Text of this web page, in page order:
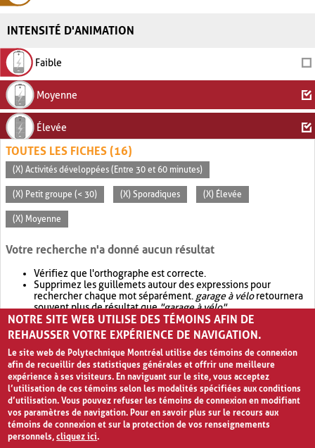
INTENSITÉ D'ANIMATION
Faible
Moyenne
Élevée
TOUTES LES FICHES (16)
(X) Activités développées (Entre 30 et 60 minutes)
(X) Petit groupe (< 30) (X) Sporadiques (X) Élevée
(X) Moyenne
Votre recherche n'a donné aucun résultat
Vérifiez que l'orthographe est correcte.
Supprimez les guillemets autour des expressions pour
rechercher chaque mot séparément. garage à véloretournera
souvent plus de résultat que"garage à vélo".
Envisagez d'élargir votre recherche avec OR.garage OR vélo
retournera souvent plus de résultat quegarage à vélo
NOTRE SITE WEB UTILISE DES TÉMOINS AFIN DE
REHAUSSER VOTRE EXPÉRIENCE DE NAVIGATION.
Le site web de Polytechnique Montréal utilise des témoins de connexion
afin de recueillir des statistiques générales et offrir une meilleure
expérience à ses visiteurs. En naviguant sur le site, vous acceptez
l’utilisation de ces témoins selon les modalités spécifiées aux conditions
d’utilisation. Vous pouvez refuser les témoins de connexion en modifiant
vos paramètres de navigation. Pour en savoir plus sur le recours aux
témoins de connexion et sur la protection de vos renseignements
personnels,cliquez ici.